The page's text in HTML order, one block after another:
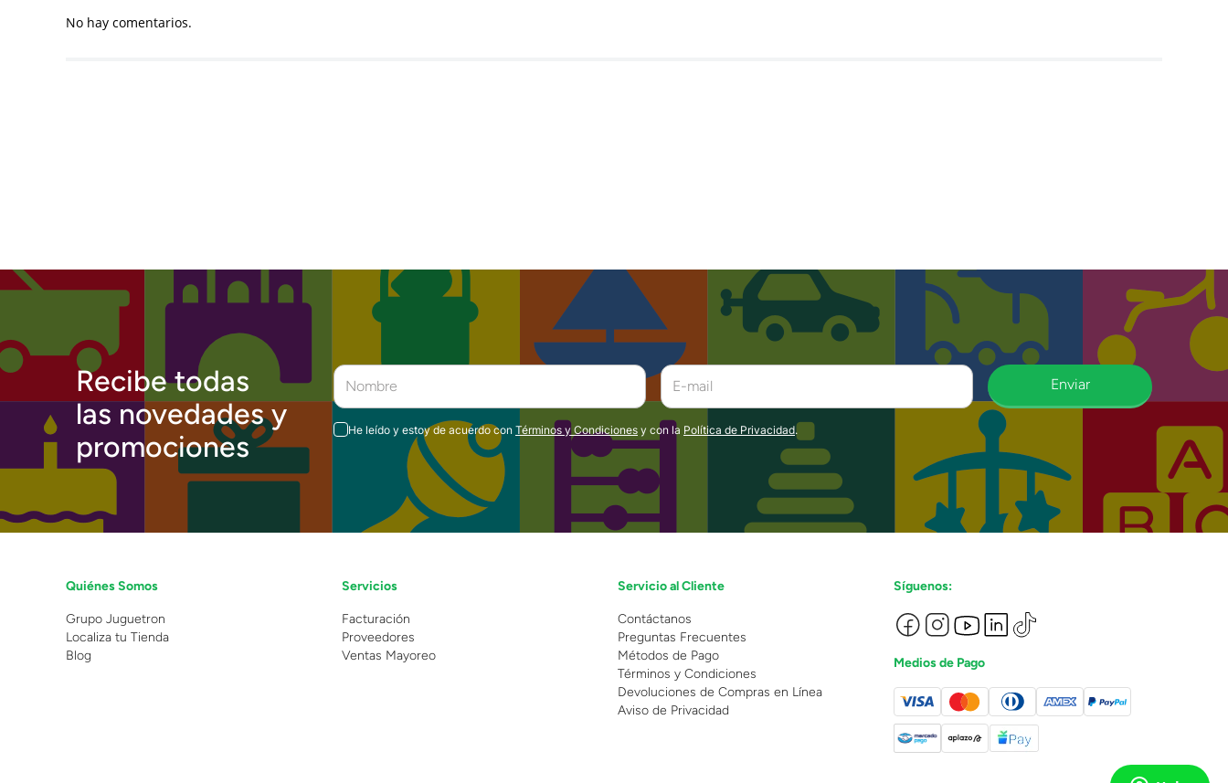
No hay comentarios.
Recibe todas
las novedades y
promociones
Enviar
He leído y estoy de acuerdo con Términos y Condiciones y con la Política de Privacidad.
Quiénes Somos
Grupo Juguetron
Localiza tu Tienda
Blog
Servicios
Facturación
Proveedores
Ventas Mayoreo
Servicio al Cliente
Contáctanos
Preguntas Frecuentes
Métodos de Pago
Términos y Condiciones
Devoluciones de Compras en Línea
Aviso de Privacidad
Síguenos:
Medios de Pago